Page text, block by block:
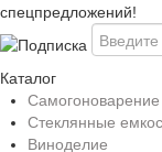
спецпредложений!
Каталог
Самогоноварение
Стеклянные
Виноделие